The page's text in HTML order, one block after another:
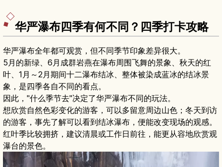
华严瀑布四季有何不同？四季打卡攻略
华严瀑布全年都可观赏，但不同季节印象差异很大。
5月的新绿、6月成群岩燕在瀑布周围飞舞的景象、秋天的红
叶、1月～2月期间十二瀑布结冰、整体被染成蓝冰的结冰景
象，是四季各自不同的看点。
因此，"什么季节去"决定了华严瀑布不同的玩法。
想欣赏自然色彩变化的游客，可以多留意周边山色；冬天到访
的游客，事先了解可以看到结冰瀑布，便能改变现场的观感。
红叶季比较拥挤，建议清晨或工作日前往，能更从容地欣赏观
瀑台的景色。